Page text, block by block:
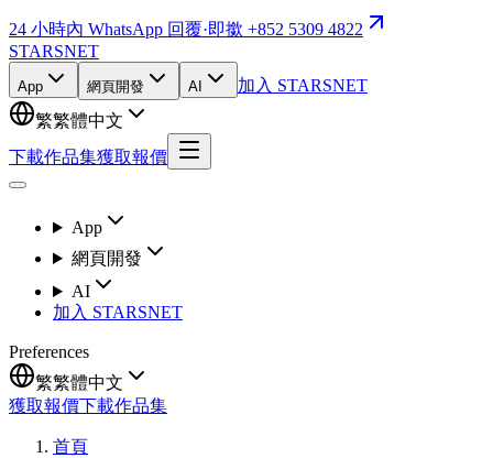
24 小時內 WhatsApp 回覆·即撳 +852 5309 4822
STARSNET
App 網頁開發 AI
加入 STARSNET
繁繁體中文
下載作品集獲取報價
App
網頁開發
AI
加入 STARSNET
Preferences
繁繁體中文
獲取報價下載作品集
首頁